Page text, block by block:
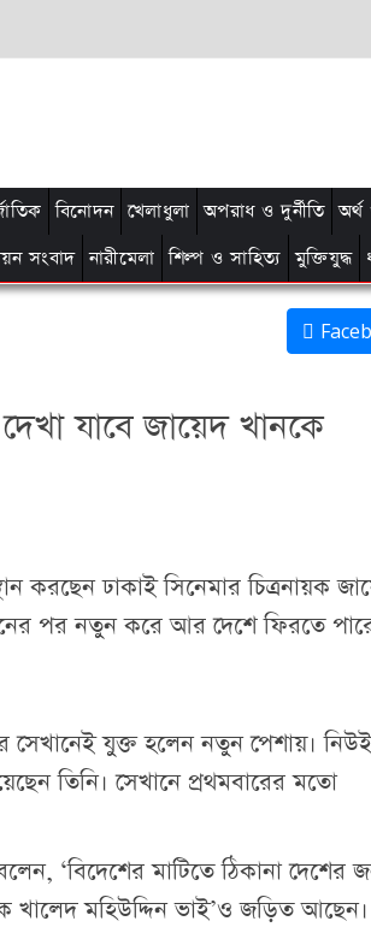
বিনোদন খেলাধুলা অপরাধ ও দুর্নীতি অর্থ
সংবাদ নারীমেলা শিল্প ও সাহিত্য মুক্তিযুদ্ধ
যাবে জায়েদ খানকে
করছেন ঢাকাই সিনেমার চিত্রনায়ক
পর নতুন করে আর দেশে ফিরতে
সেখানেই যুক্ত হলেন নতুন পেশায়।
তিনি। সেখানে প্রথমবারের মতো
‘বিদেশের মাটিতে ঠিকানা দেশের
খালেদ মহিউদ্দিন ভাই’ও জড়িত আছেন।